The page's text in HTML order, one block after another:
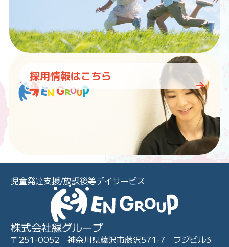
採用情報はこちら
児童発達支援/放課後等デイサービス
株式会社縁グループ
〒251-0052 神奈川県藤沢市藤沢571-7 フジビル3